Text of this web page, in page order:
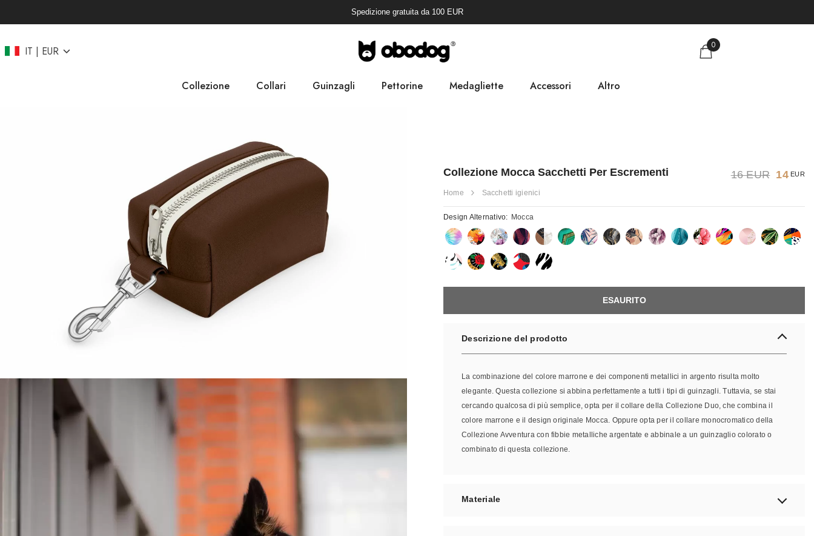
Spedizione gratuita da 100EUR
IT EUR 0
Collezione Collari Guinzagli Pettorine Medagliette Accessori Altro
16 EUR 14 EUR
Collezione Mocca Sacchetti Per Escrementi
Home Sacchetti igienici
Design Alternativo: Mocca
ESAURITO
Descrizione del prodotto
La combinazione del colore marrone e dei componenti metallici in argento risulta molto
elegante. Questa collezione si abbina perfettamente a tutti i tipi di guinzagli. Tuttavia, se stai
cercando qualcosa di più semplice, opta per il collare della Collezione Duo, che combina il
colore marrone e il design originale Mocca. Oppure opta per il collare monocromatico della
Collezione Avventura con fibbie metalliche argentate e abbinale a un guinzaglio colorato o
combinato di questa collezione.
Materiale